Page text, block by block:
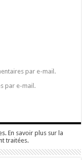
par e-mail.
par e-mail.
En savoir plus sur la
traitées.